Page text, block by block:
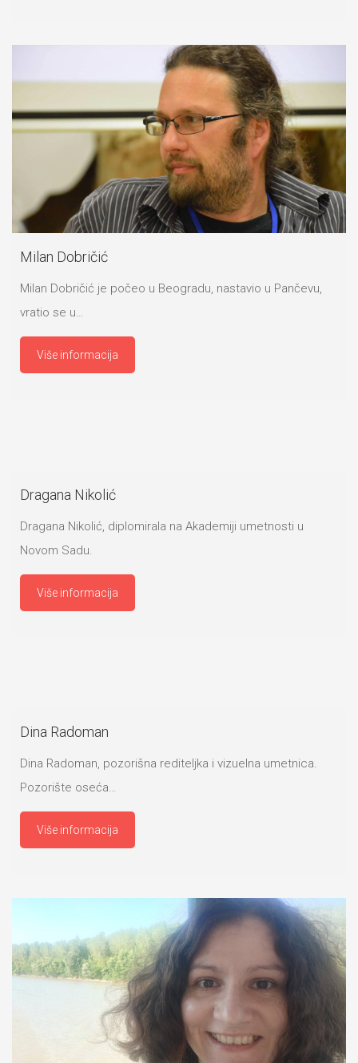
Milan Dobričić
Milan Dobričić je počeo u Beogradu, nastavio u Pančevu,
vratio se u…
Više informacija
Dragana Nikolić
Dragana Nikolić, diplomirala na Akademiji umetnosti u
Novom Sadu.
Više informacija
Dina Radoman
Dina Radoman, pozorišna rediteljka i vizuelna umetnica.
Pozorište oseća…
Više informacija